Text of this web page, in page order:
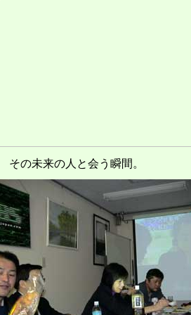
その未来の人と会う瞬間。